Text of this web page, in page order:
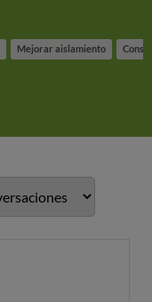
Mejorar aislamiento